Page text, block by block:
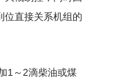
位直接关系机组的
1～2滴柴油或煤